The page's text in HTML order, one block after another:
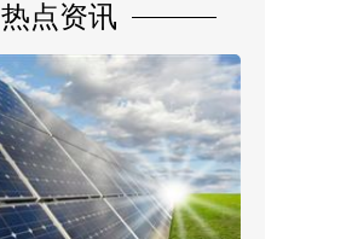
热点资讯